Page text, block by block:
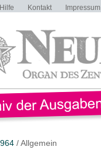
Hilfe Kontakt Impressum
/ Allgemein